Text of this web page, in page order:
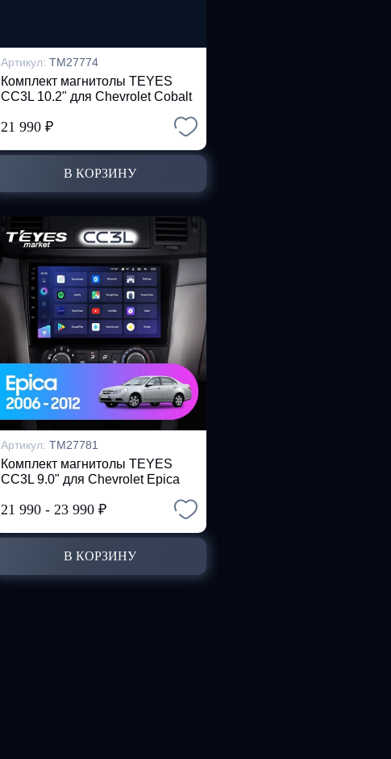
Артикул: TM27774
Комплект магнитолы TEYES
CC3L 10.2" для Chevrolet Cobalt
21 990 ₽
В КОРЗИНУ
Артикул: TM27781
Комплект магнитолы TEYES
CC3L 9.0" для Chevrolet Epica
21 990 - 23 990 ₽
В КОРЗИНУ